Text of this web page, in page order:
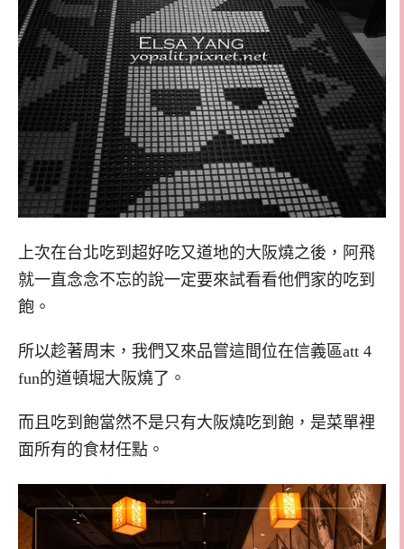
上次在台北吃到超好吃又道地的大阪燒之後，阿飛
就一直念念不忘的說一定要來試看看他們家的吃到
飽。
所以趁著周末，我們又來品嘗這間位在信義區att 4
fun的道頓堀大阪燒了。
而且吃到飽當然不是只有大阪燒吃到飽，是菜單裡
面所有的食材任點。